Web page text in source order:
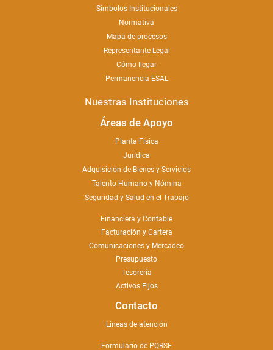
Símbolos Institucionales
Normativa
Mapa de procesos
Representante Legal
Cómo llegar
Permanencia ESAL
Nuestras Instituciones
Áreas de Apoyo
Planta Física
Jurídica
Adquisición de Bienes y Servicios
Talento Humano y Nómina
Seguridad y Salud en el Trabajo
Financiera y Contable
Facturación y Cartera
Comunicaciones y Mercadeo
Presupuesto
Tesorería
Activos Fijos
Contacto
Líneas de atención
Formulario de PQRSF